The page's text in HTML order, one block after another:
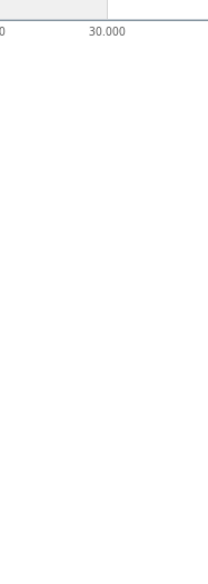
30.000